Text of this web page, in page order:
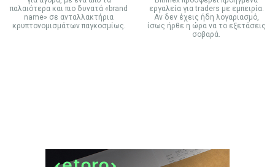
παλαιότερα και πιο δυνατά «brand
name» σε ανταλλακτήρια
κρυπτονομισμάτων παγκοσμίως.
εργαλεία για traders με εμπειρία.
Αν δεν έχεις ήδη λογαριασμό,
ίσως ήρθε η ώρα να το εξετάσεις
σοβαρά.